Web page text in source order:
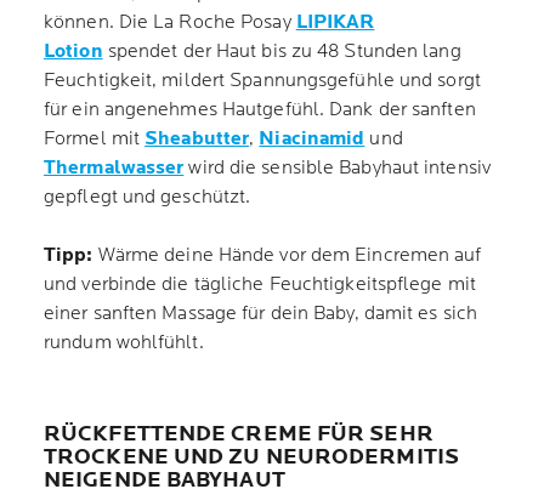
können. Die La Roche Posay LIPIKAR
Lotion spendet der Haut bis zu 48 Stunden lang
Feuchtigkeit, mildert Spannungsgefühle und sorgt
für ein angenehmes Hautgefühl. Dank der sanften
Formel mit Sheabutter, Niacinamid und
Thermalwasser wird die sensible Babyhaut intensiv
gepflegt und geschützt.
Tipp: Wärme deine Hände vor dem Eincremen auf
und verbinde die tägliche Feuchtigkeitspflege mit
einer sanften Massage für dein Baby, damit es sich
rundum wohlfühlt.
RÜCKFETTENDE CREME FÜR SEHR
TROCKENE UND ZU NEURODERMITIS
NEIGENDE BABYHAUT